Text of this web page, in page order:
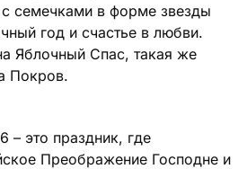
с семечками в форме звезды
год и счастье в любви.
Яблочный Спас, такая же
Покров.
– это праздник, где
Преображение Господне и